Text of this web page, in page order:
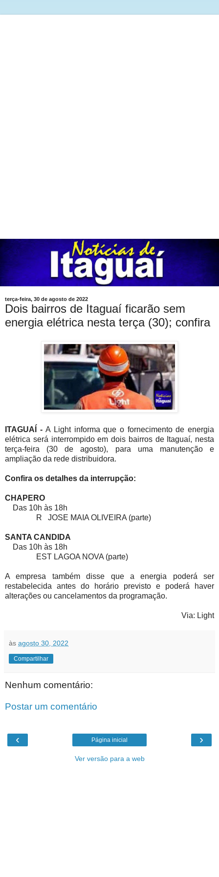
terça-feira, 30 de agosto de 2022
Dois bairros de Itaguaí ficarão sem
energia elétrica nesta terça (30); confira
ITAGUAÍ -A Light informa que o fornecimento de energia
elétrica será interrompido em dois bairros de Itaguaí, nesta
terça-feira (30 de agosto), para uma manutenção e
ampliação da rede distribuidora.
Confira os detalhes da interrupção:
CHAPERO
Das 10h às 18h
R JOSE MAIA OLIVEIRA (parte)
SANTA CANDIDA
Das 10h às 18h
EST LAGOA NOVA (parte)
A empresa também disse que a energia poderá ser
restabelecida antes do horário previsto e poderá haver
alterações ou cancelamentos da programação.
Via: Light
às agosto 30, 2022
Compartilhar
Nenhum comentário:
Postar um comentário
‹ ›
Página inicial
Ver versão para a web